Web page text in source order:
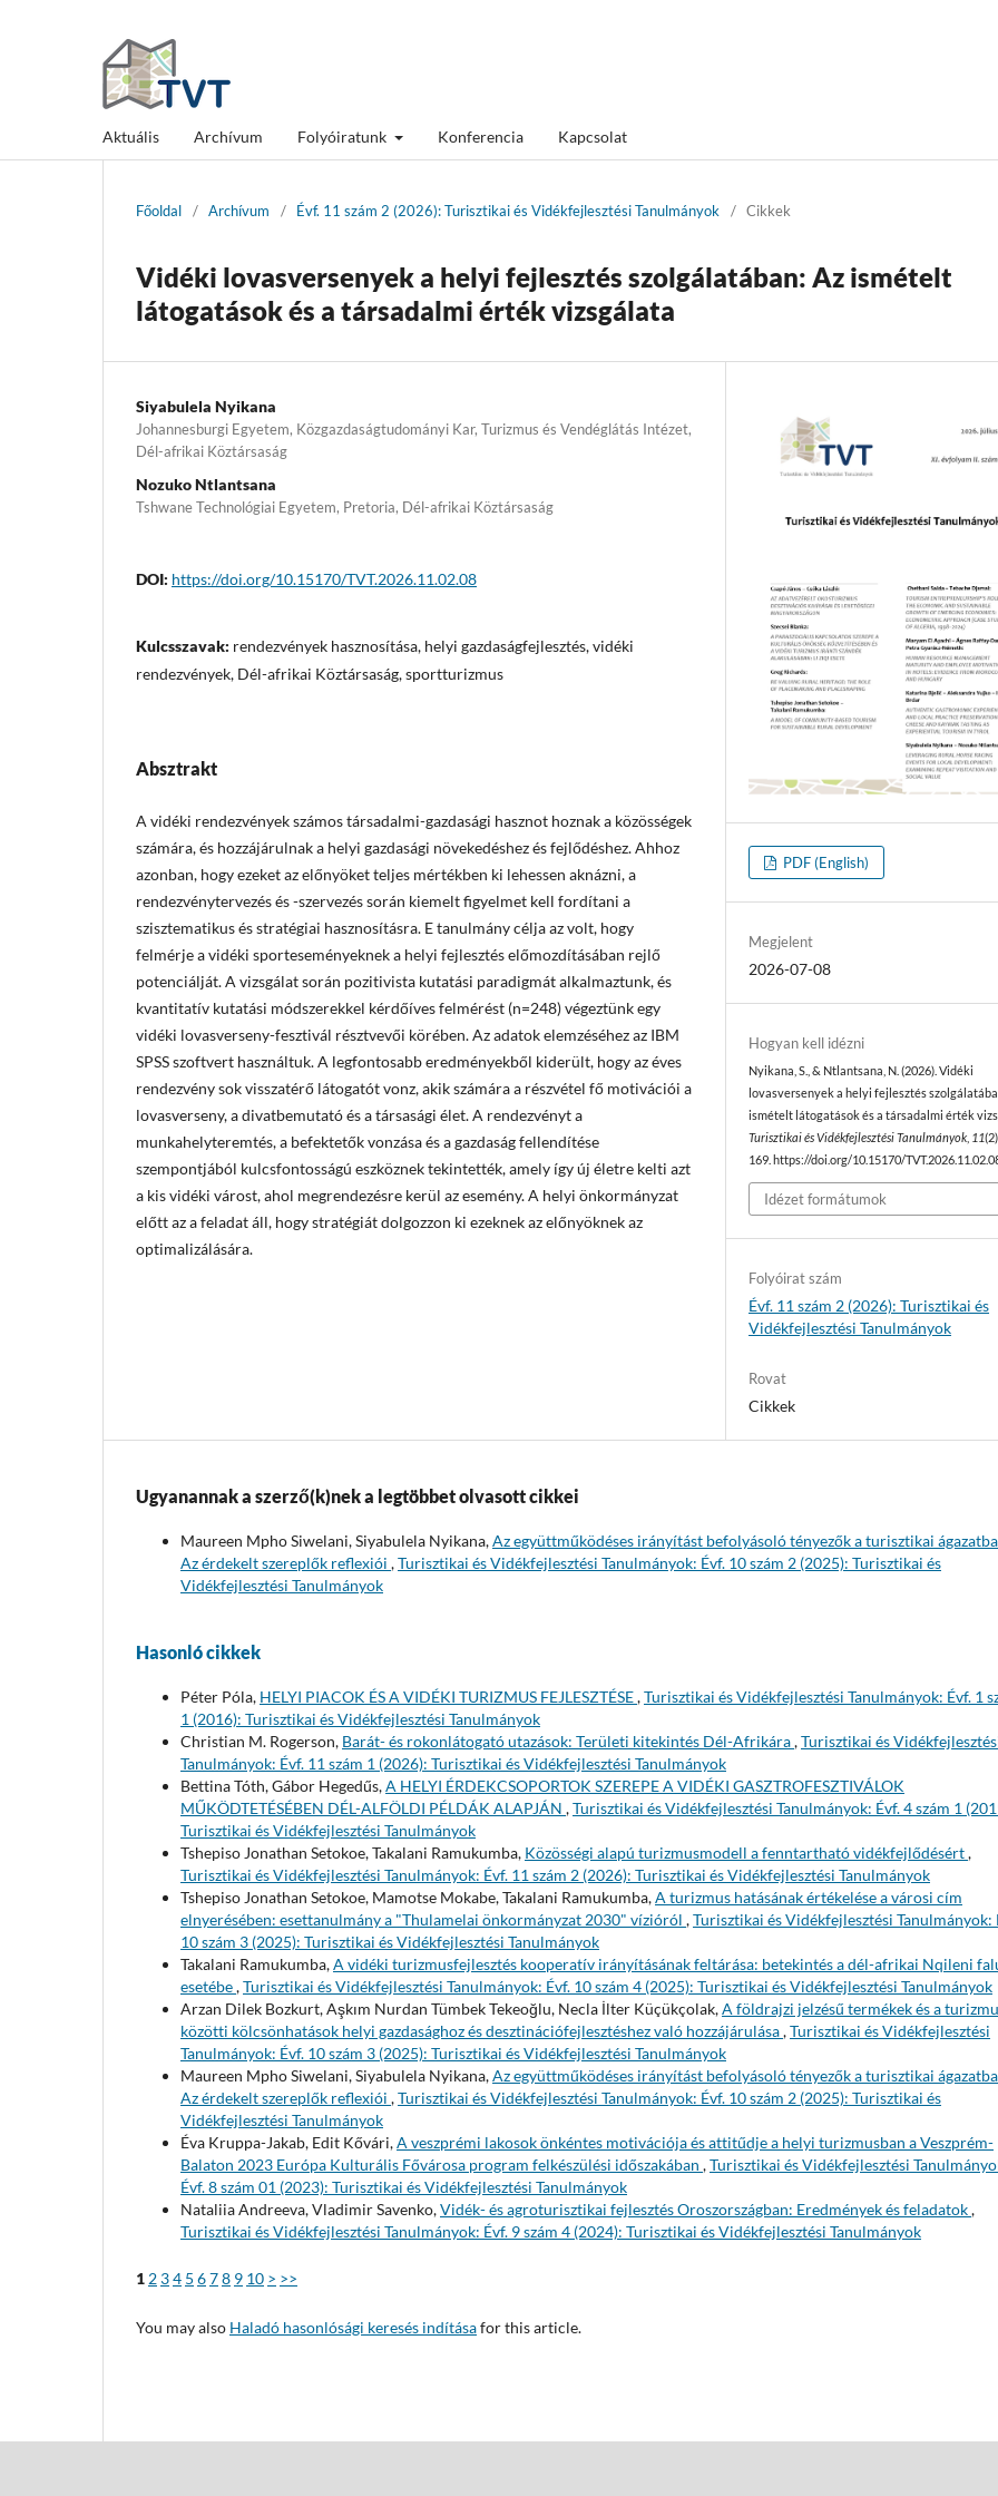
Aktuális Archívum Folyóiratunk Konferencia Kapcsolat
Főoldal / Archívum / Évf. 11 szám 2 (2026): Turisztikai és Vidékfejlesztési Tanulmányok / Cikkek
Vidéki lovasversenyek a helyi fejlesztés szolgálatában: Az ismételt
látogatások és a társadalmi érték vizsgálata
Siyabulela Nyikana
Johannesburgi Egyetem, Közgazdaságtudományi Kar, Turizmus és Vendéglátás Intézet,
Dél-afrikai Köztársaság
Nozuko Ntlantsana
Tshwane Technológiai Egyetem, Pretoria, Dél-afrikai Köztársaság
DOI: https://doi.org/10.15170/TVT.2026.11.02.08
Kulcsszavak: rendezvények hasznosítása, helyi gazdaságfejlesztés, vidéki
rendezvények, Dél-afrikai Köztársaság, sportturizmus
Absztrakt
A vidéki rendezvények számos társadalmi-gazdasági hasznot hoznak a közösségek
számára, és hozzájárulnak a helyi gazdasági növekedéshez és fejlődéshez. Ahhoz
azonban, hogy ezeket az előnyöket teljes mértékben ki lehessen aknázni, a
rendezvénytervezés és -szervezés során kiemelt figyelmet kell fordítani a
szisztematikus és stratégiai hasznosításra. E tanulmány célja az volt, hogy
felmérje a vidéki sporteseményeknek a helyi fejlesztés előmozdításában rejlő
potenciálját. A vizsgálat során pozitivista kutatási paradigmát alkalmaztunk, és
kvantitatív kutatási módszerekkel kérdőíves felmérést (n=248) végeztünk egy
vidéki lovasverseny-fesztivál résztvevői körében. Az adatok elemzéséhez az IBM
SPSS szoftvert használtuk. A legfontosabb eredményekből kiderült, hogy az éves
rendezvény sok visszatérő látogatót vonz, akik számára a részvétel fő motivációi a
lovasverseny, a divatbemutató és a társasági élet. A rendezvényt a
munkahelyteremtés, a befektetők vonzása és a gazdaság fellendítése
szempontjából kulcsfontosságú eszköznek tekintették, amely így új életre kelti azt
a kis vidéki várost, ahol megrendezésre kerül az esemény. A helyi önkormányzat
előtt az a feladat áll, hogy stratégiát dolgozzon ki ezeknek az előnyöknek az
optimalizálására.
PDF (English)
Megjelent
2026-07-08
Hogyan kell idézni
Nyikana, S., & Ntlantsana, N. (2026). Vidéki
lovasversenyek a helyi fejlesztés
ismételt látogatások és a társadalmi érték
Turisztikai és Vidékfejlesztési Tanulmányok 11
169. https://doi.org/10.15170/
Idézet formátumok
Folyóirat szám
Évf. 11 szám 2 (2026): Turisztikai és
Vidékfejlesztési Tanulmányok
Rovat
Cikkek
Ugyanannak a szerző(k)nek a legtöbbet olvasott cikkei
Maureen Mpho Siwelani, Siyabulela Nyikana,Az együttműködéses irányítást befolyásoló tényezők a turisztikai
Az érdekelt szereplők reflexiói ,Turisztikai és Vidékfejlesztési Tanulmányok: Évf. 10 szám 2 (2025): Turisztikai és
Vidékfejlesztési Tanulmányok
Hasonló cikkek
Péter Póla, HELYI PIACOK ÉS A VIDÉKI TURIZMUS FEJLESZTÉSE,Turisztikai és Vidékfejlesztési Tanulmányok: Évf. 1
1 (2016): Turisztikai és Vidékfejlesztési Tanulmányok
Christian M. Rogerson, Barát- és rokonlátogató utazások: Területi kitekintés Dél-Afrikára,Turisztikai és
Tanulmányok: Évf. 11 szám 1 (2026): Turisztikai és Vidékfejlesztési Tanulmányok
Bettina Tóth, Gábor Hegedűs,A HELYI ÉRDEKCSOPORTOK SZEREPE A VIDÉKI GASZTROFESZTIVÁLOK
MŰKÖDTETÉSÉBEN DÉL-ALFÖLDI PÉLDÁK ALAPJÁN ,Turisztikai és Vidékfejlesztési Tanulmányok: Évf. 4 szám 1
Turisztikai és Vidékfejlesztési Tanulmányok
Tshepiso Jonathan Setokoe, Takalani Ramukumba, Közösségi alapú turizmusmodell a fenntartható vidékfejlődésért,
Turisztikai és Vidékfejlesztési Tanulmányok: Évf. 11 szám 2 (2026): Turisztikai és Vidékfejlesztési Tanulmányok
Tshepiso Jonathan Setokoe, Mamotse Mokabe, Takalani Ramukumba,A turizmus hatásának értékelése a városi cím
elnyerésében: esettanulmány a "Thulamelai önkormányzat 2030" vízióról ,Turisztikai és Vidékfejlesztési Tanulmányok:
10 szám 3 (2025): Turisztikai és Vidékfejlesztési Tanulmányok
Takalani Ramukumba,A vidéki turizmusfejlesztés kooperatív irányításának feltárása: betekintés a dél-afrikai Nqileni
esetébe,Turisztikai és Vidékfejlesztési Tanulmányok: Évf. 10 szám 4 (2025): Turisztikai és Vidékfejlesztési Tanulmányok
Arzan Dilek Bozkurt, Aşkım Nurdan Tümbek Tekeoğlu, Necla İlter Küçükçolak,A földrajzi jelzésű termékek és a
közötti kölcsönhatások helyi gazdasághoz és desztinációfejlesztéshez való hozzájárulása,Turisztikai és Vidékfejlesztési
Tanulmányok: Évf. 10 szám 3 (2025): Turisztikai és Vidékfejlesztési Tanulmányok
Maureen Mpho Siwelani, Siyabulela Nyikana,Az együttműködéses irányítást befolyásoló tényezők a turisztikai
Az érdekelt szereplők reflexiói ,Turisztikai és Vidékfejlesztési Tanulmányok: Évf. 10 szám 2 (2025): Turisztikai és
Vidékfejlesztési Tanulmányok
Éva Kruppa-Jakab, Edit Kővári,A veszprémi lakosok önkéntes motivációja és attitűdje a helyi turizmusban a Veszprém-
Balaton 2023 Európa Kulturális Fővárosa program felkészülési időszakában ,Turisztikai és Vidékfejlesztési
Évf. 8 szám 01 (2023): Turisztikai és Vidékfejlesztési Tanulmányok
Nataliia Andreeva, Vladimir Savenko,Vidék- és agroturisztikai fejlesztés Oroszországban: Eredmények és feladatok,
Turisztikai és Vidékfejlesztési Tanulmányok: Évf. 9 szám 4 (2024): Turisztikai és Vidékfejlesztési Tanulmányok
1 2 34 5 678 9 10 > >>
You may also Haladó hasonlósági keresés indításafor this article.